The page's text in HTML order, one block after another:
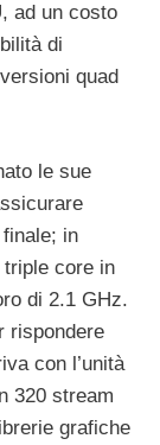
ad un costo
di
quad
le sue
in
triple core in
di 2.1 GHz.
rispondere
con l’unità
320 stream
grafiche